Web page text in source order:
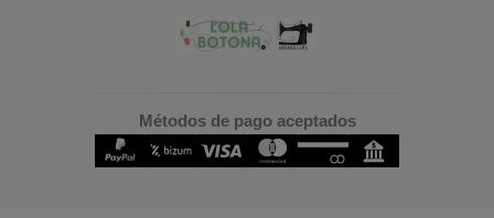
Métodos de pago aceptados